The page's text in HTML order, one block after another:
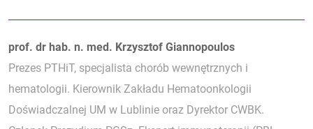
Autorzy:
prof. dr hab. n. med. Krzysztof Giannopoulos
Prezes PTHiT, specjalista chorób wewnętrznych i
hematologii. Kierownik Zakładu Hematoonkologii
Doświadczalnej UM w Lublinie oraz Dyrektor CWBK.